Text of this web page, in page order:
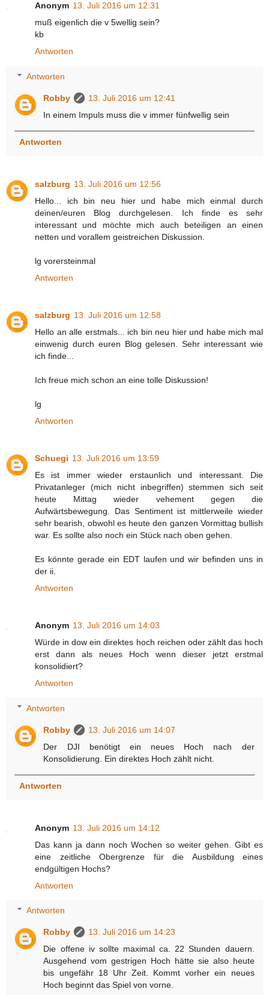
Anonym 13. Juli 2016 um 12:31
muß eigenlich die v 5wellig sein?
kb
Antworten
Antworten
Robby
13. Juli 2016 um 12:41
In einem Impuls muss die v immer fünfwellig sein
Antworten
salzburg 13. Juli 2016 um 12:56
Hello... ich bin neu hier und habe mich einmal durch
deinen/euren Blog durchgelesen. Ich finde es sehr
interessant und möchte mich auch beteiligen an einen
netten und vorallem geistreichen Diskussion.
lg vorersteinmal
Antworten
salzburg 13. Juli 2016 um 12:58
Hello an alle erstmals... ich bin neu hier und habe mich mal
einwenig durch euren Blog gelesen. Sehr interessant wie
ich finde...
Ich freue mich schon an eine tolle Diskussion!
lg
Antworten
Schuegi 13. Juli 2016 um 13:59
Es ist immer wieder erstaunlich und interessant. Die
Privatanleger (mich nicht inbegriffen) stemmen sich seit
heute Mittag wieder vehement gegen die
Aufwärtsbewegung. Das Sentiment ist mittlerweile wieder
sehr bearish, obwohl es heute den ganzen Vormittag bullish
war. Es sollte also noch ein Stück nach oben gehen.
Es könnte gerade ein EDT laufen und wir befinden uns in
der ii.
Antworten
Anonym 13. Juli 2016 um 14:03
Würde in dow ein direktes hoch reichen oder zählt das hoch
erst dann als neues Hoch wenn dieser jetzt erstmal
konsolidiert?
Antworten
Antworten
Robby
13. Juli 2016 um 14:07
Der DJI benötigt ein neues Hoch nach der
Konsolidierung. Ein direktes Hoch zählt nicht.
Antworten
Anonym 13. Juli 2016 um 14:12
Das kann ja dann noch Wochen so weiter gehen. Gibt es
eine zeitliche Obergrenze für die Ausbildung eines
endgültigen Hochs?
Antworten
Antworten
Robby
13. Juli 2016 um 14:23
Die offene iv sollte maximal ca. 22 Stunden dauern.
Ausgehend vom gestrigen Hoch hätte sie also heute
bis ungefähr 18 Uhr Zeit. Kommt vorher ein neues
Hoch beginnt das Spiel von vorne.